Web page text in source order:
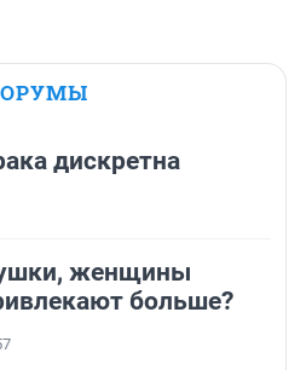
дискретна
женщины
больше?